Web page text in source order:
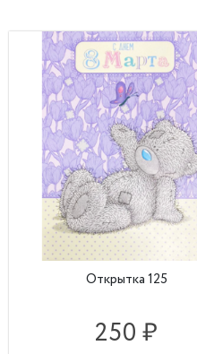
Открытка 125
250 ₽